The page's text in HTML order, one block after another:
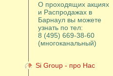
О проходящих акциях
и Распродажах в
Барнаул вы можете
узнать по тел:
8 (495) 669-38-60
(многоканальный)
Si Group - про Нас